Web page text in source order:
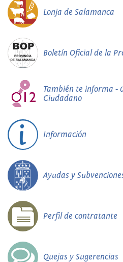
Lonja de Salamanca
Boletín Oficial de la
También te informa -
Ciudadano
Información
Ayudas y
Perfil de contratante
Quejas y Sugerencias